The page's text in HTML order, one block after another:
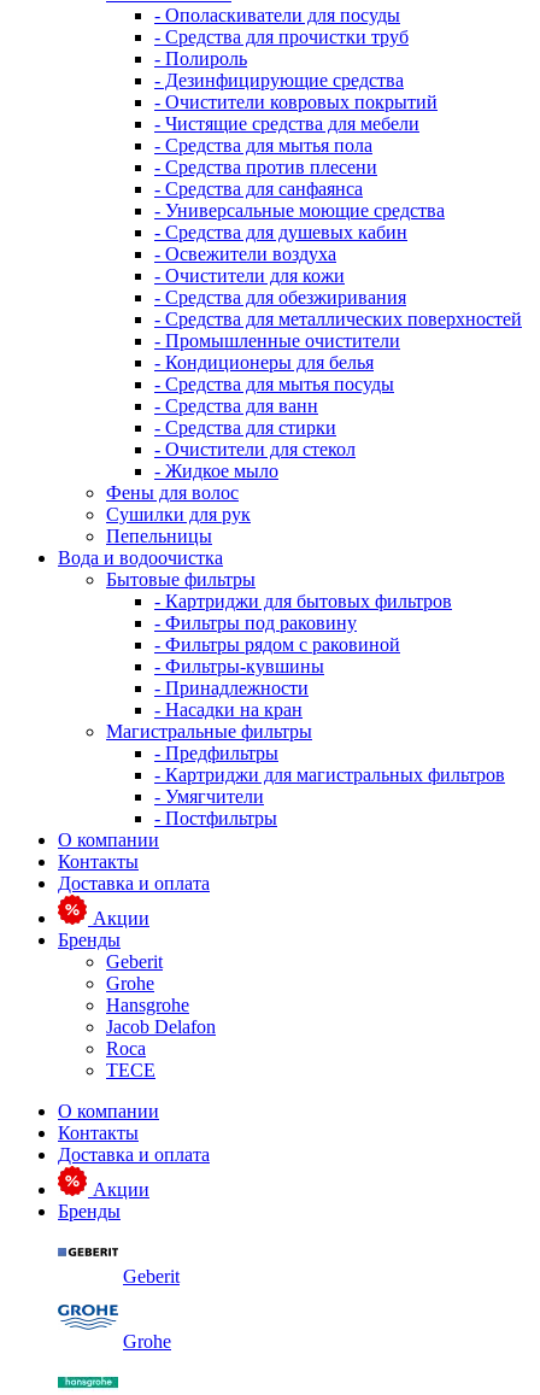
- Ополаскиватели для посуды
- Средства для прочистки труб
- Полироль
- Дезинфицирующие средства
- Очистители ковровых покрытий
- Чистящие средства для мебели
- Средства для мытья пола
- Средства против плесени
- Средства для санфаянса
- Универсальные моющие средства
- Средства для душевых кабин
- Освежители воздуха
- Очистители для кожи
- Средства для обезжиривания
- Средства для металлических поверхностей
- Промышленные очистители
- Кондиционеры для белья
- Средства для мытья посуды
- Средства для ванн
- Средства для стирки
- Очистители для стекол
- Жидкое мыло
Фены для волос
Сушилки для рук
Пепельницы
Вода и водоочистка
Бытовые фильтры
- Картриджи для бытовых фильтров
- Фильтры под раковину
- Фильтры рядом с раковиной
- Фильтры-кувшины
- Принадлежности
- Насадки на кран
Магистральные фильтры
- Предфильтры
- Картриджи для магистральных фильтров
- Умягчители
- Постфильтры
О компании
Контакты
Доставка и оплата
Акции
Бренды
Geberit
Grohe
Hansgrohe
Jacob Delafon
Roca
TECE
О компании
Контакты
Доставка и оплата
Акции
Бренды
Geberit
Grohe